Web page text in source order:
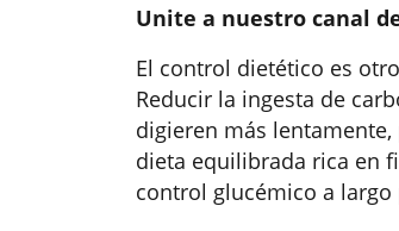
Unite a nuestro canal
El control dietético es
Reducir la ingesta de
digieren más
dieta equilibrada rica en
control glucémico a largo